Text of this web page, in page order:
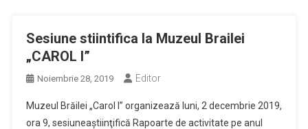
Sesiune stiintifica la Muzeul Brailei
„CAROL I”
Noiembrie 28, 2019 Editor
Muzeul Brăilei „Carol I” organizează luni, 2 decembrie 2019,
ora 9, sesiuneaştiinţifică Rapoarte de activitate pe anul